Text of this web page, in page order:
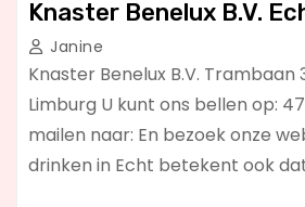
Knaster Benelux B.V.
Janine
Knaster Benelux B.V. Trambaan
Limburg U kunt ons bellen op:
mailen naar: En bezoek onze
drinken in Echt betekent ook